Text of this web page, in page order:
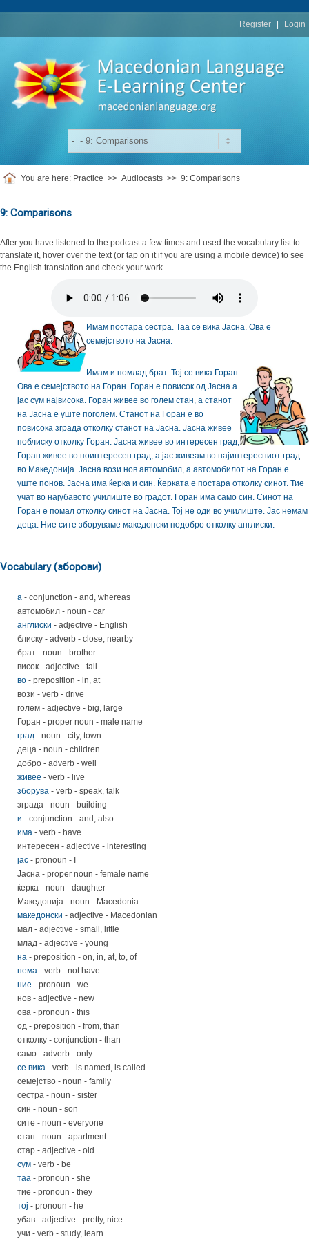
Register Login
You are here: Practice >> Audiocasts >> 9: Comparisons
9: Comparisons
After you have listened to the podcast a few times and used the vocabulary list to
translate it, hover over the text (or tap on it if you are using a mobile device) to see
the English translation and check your work.
Имам постара сестра. Таа се вика Јасна. Ова е
семејството на Јасна.
Имам и помлад брат. Тој се вика Горан.
Ова е семејството на Горан. Горан е повисок од Јасна а
јас сум највисока. Горан живее во голем стан, а станот
на Јасна е уште поголем. Станот на Горан е во
повисока зграда отколку станот на Јасна. Јасна живее
поблиску отколку Горан. Јасна живее во интересен град,
Горан живее во поинтересен град, а јас живеам во најинтересниот град
во Македонија. Јасна вози нов автомобил, а автомобилот на Горан е
уште понов. Јасна има ќерка и син. Ќерката е постара отколку синот. Тие
учат во најубавото училиште во градот. Горан има само син. Синот на
Горан е помал отколку синот на Јасна. Тој не оди во училиште. Јас немам
деца. Ние сите зборуваме македонски подобро отколку англиски.
Vocabulary (зборови)
а - conjunction - and, whereas
автомобил - noun - car
англиски - adjective - English
блиску - adverb - close, nearby
брат - noun - brother
висок - adjective - tall
во - preposition - in, at
вози - verb - drive
голем - adjective - big, large
Горан - proper noun - male name
град - noun - city, town
деца - noun - children
добро - adverb - well
живее - verb - live
зборува - verb - speak, talk
зграда - noun - building
и - conjunction - and, also
има - verb - have
интересен - adjective - interesting
јас - pronoun - I
Јасна - proper noun - female name
ќерка - noun - daughter
Македонија - noun - Macedonia
македонски - adjective - Macedonian
мал - adjective - small, little
млад - adjective - young
на - preposition - on, in, at, to, of
нема - verb - not have
ние - pronoun - we
нов - adjective - new
ова - pronoun - this
од - preposition - from, than
отколку - conjunction - than
само - adverb - only
се вика - verb - is named, is called
семејство - noun - family
сестра - noun - sister
син - noun - son
сите - noun - everyone
стан - noun - apartment
стар - adjective - old
сум - verb - be
таа - pronoun - she
тие - pronoun - they
тој - pronoun - he
убав - adjective - pretty, nice
учи - verb - study, learn